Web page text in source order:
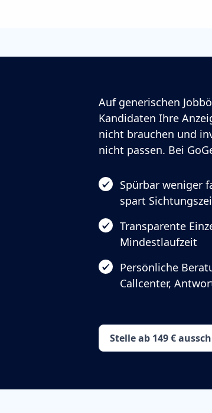
Auf generischen
Kandidaten Ihre
nicht brauchen und
nicht passen. Bei
Spürbar weniger
spart
Transparente
Mindestlaufzeit
Persönliche
Callcenter,
Stelle ab 149 €